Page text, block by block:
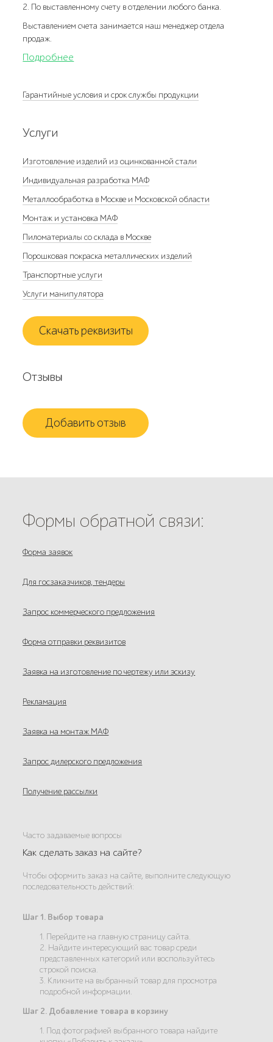
2. По выставленному счету в отделении любого банка.
Выставлением счета занимается наш менеджер отдела
продаж.
Подробнее
Гарантийные условия и срок службы продукции
Услуги
Изготовление изделий из оцинкованной стали
Индивидуальная разработка МАФ
Металлообработка в Москве и Московской области
Монтаж и установка МАФ
Пиломатериалы со склада в Москве
Порошковая покраска металлических изделий
Транспортные услуги
Услуги манипулятора
Скачать реквизиты
Отзывы
Добавить отзыв
Формы обратной связи:
Форма заявок
Для госзаказчиков, тендеры
Запрос коммерческого предложения
Форма отправки реквизитов
Заявка на изготовление по чертежу или эскизу
Рекламация
Заявка на монтаж МАФ
Запрос дилерского предложения
Получение рассылки
Часто задаваемые вопросы
Как сделать заказ на сайте?
Чтобы оформить заказ на сайте, выполните следующую
последовательность действий:
Шаг 1. Выбор товара
1. Перейдите на главную страницу сайта.
2. Найдите интересующий вас товар среди
представленных категорий или воспользуйтесь
строкой поиска.
3. Кликните на выбранный товар для просмотра
подробной информации.
Шаг 2. Добавление товара в корзину
1. Под фотографией выбранного товара найдите